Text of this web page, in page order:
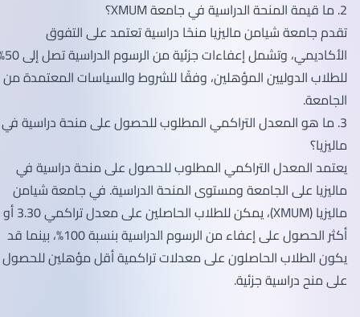
تقدم جامعة شيامن ماليزيا منحًا دراسية تعتمد على التفوق
الأكاديمي، وتشمل إعفاءات جزئية من الرسوم الدراسية تصل إلى 50%
للطلاب الدوليين المؤهلين، وفقًا للشروط والسياسات المعتمدة من
الجامعة.
3. ما هو المعدل التراكمي المطلوب للحصول على منحة دراسية في
ماليزيا؟
يعتمد المعدل التراكمي المطلوب للحصول على منحة دراسية في
ماليزيا على الجامعة ومستوى المنحة الدراسية. في جامعة شيامن
ماليزيا (XMUM)، يمكن للطلاب الحاصلين على معدل تراكمي 3.30 أو
أكثر الحصول على إعفاء من الرسوم الدراسية بنسبة 100%، بينما قد
يكون الطلاب الحاصلون على معدلات تراكمية أقل مؤهلين للحصول
على منح دراسية جزئية.